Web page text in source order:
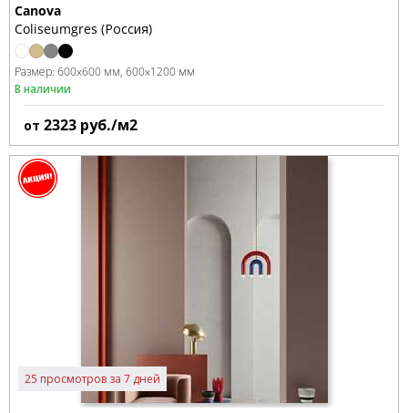
Canova
Coliseumgres (Россия)
Размер: 600x600 мм 600x1200 мм
В наличии
от 2323 руб./м2
25 просмотров за 7 дней